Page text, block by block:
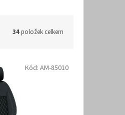
34položek celkem
Kód: AM-85010